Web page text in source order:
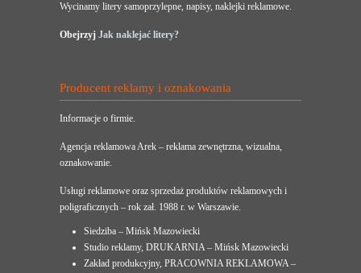
Wycinamy litery samoprzylepne, napisy, naklejki reklamowe.
Obejrzyj Jak naklejać litery?
Producent reklamy i oznakowania
Informacje o firmie.
Agencja reklamowa Arek – reklama zewnętrzna, wizualna,
oznakowanie.
Usługi reklamowe oraz sprzedaż produktów reklamowych i
poligraficznych – rok zał. 1988 r. w Warszawie.
Siedziba – Mińsk Mazowiecki
Studio reklamy, DRUKARNIA – Mińsk Mazowiecki
Zakład produkcyjny, PRACOWNIA REKLAMOWA –